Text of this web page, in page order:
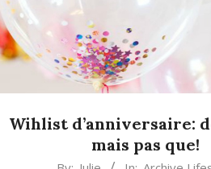
Wihlist d’anniversaire:
mais pas que!